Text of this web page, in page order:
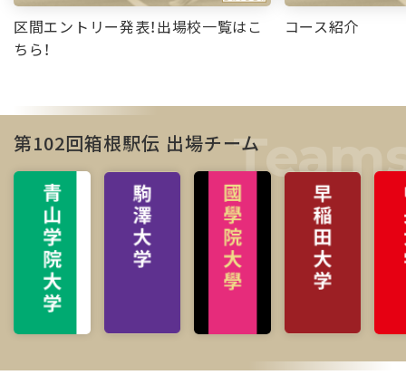
区間エントリー発表！出場校一覧はこ
ちら！
コース紹介
第102回箱根駅伝 出場チーム